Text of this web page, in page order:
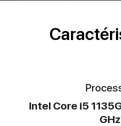
Intel Core i5 1135G7